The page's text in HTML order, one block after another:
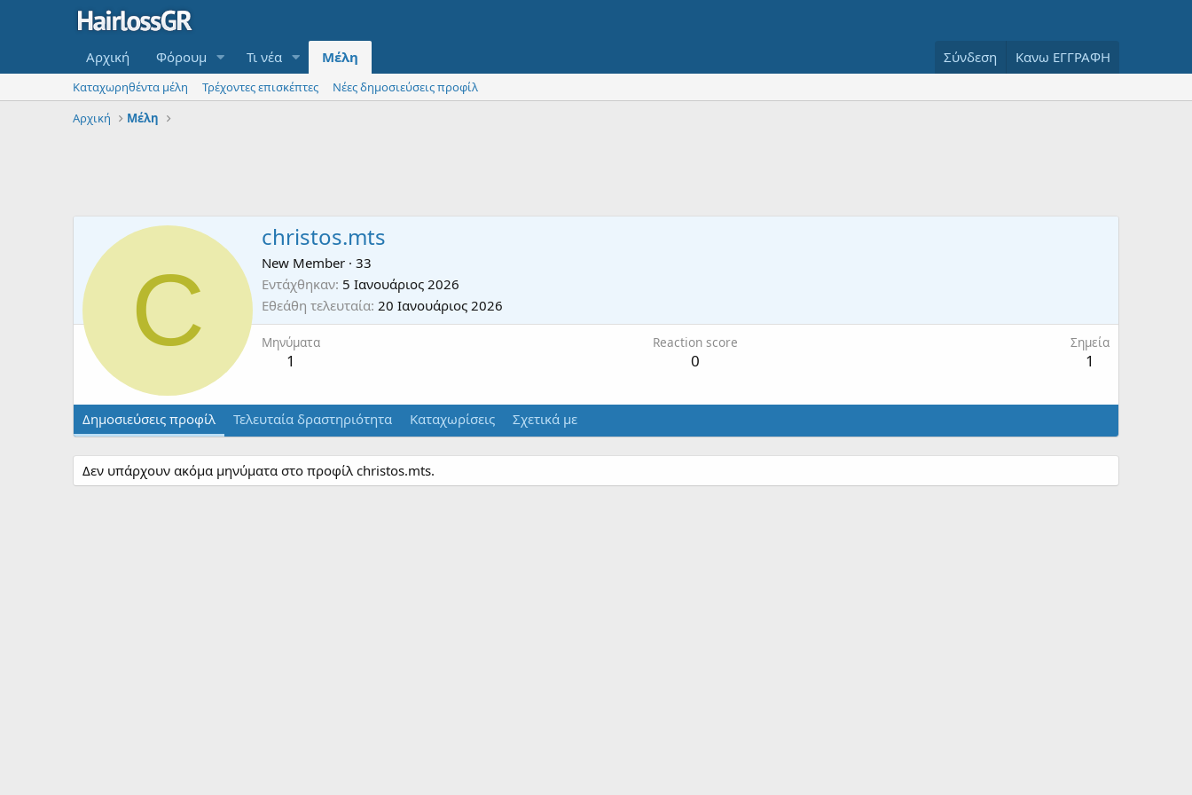
Αρχική Φόρουμ Τι νέα Μέλη Σύνδεση Κανω ΕΓΓΡΑΦΗ
Καταχωρηθέντα μέλη Τρέχοντες επισκέπτες
Νέες δημοσιεύσεις προφίλ
Αρχική
Μέλη
C
christos.mts
New Member · 33
Εντάχθηκαν 5 Ιανουάριος 2026
Εθεάθη τελευταία 20 Ιανουάριος 2026
Μηνύματα
1
Reaction score
0
Σημεία
1
Δημοσιεύσεις προφίλ Τελευταία δραστηριότητα Καταχωρίσεις Σχετικά με
Δεν υπάρχουν ακόμα μηνύματα στο προφίλ christos.mts.